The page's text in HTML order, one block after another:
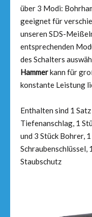
über 3 Modi:
geeignet für
unseren SDS-
entsprechenden
des Schalters
Hammerkann für
konstante Leistung
Enthalten sind 1
Tiefenanschlag, 1
und 3 Stück Bohrer,
Schraubenschlüssel,
Staubschutz